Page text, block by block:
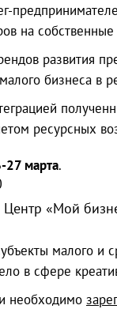
на
развития
бизнеса в
ресурсных
27 марта.
Центр «Мой
малого и
в сфере
необходимо